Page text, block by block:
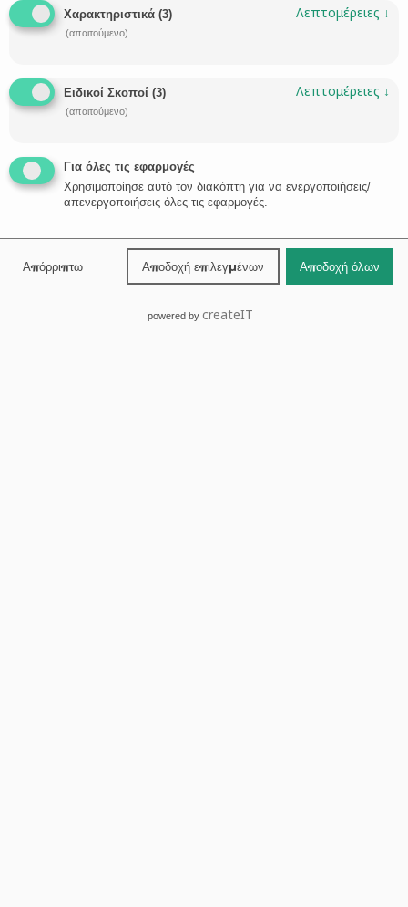
VIVI STATHAKI CATEGORY
ΚΤΗΜΑΤΟΛΌΓΙΟ
CATEGORY
ΑΚΊΝΗΤΟ,ΙΔΙΟΚΤΗΣΊΑ
Βόλος
24210-30131
ΖΗΤΗΣΤΕ ΣΥΜΒΟΥΛΗ →
Χαρακτηριστικά (3)
(απαιτούμενο)
Λεπτομέρειες ↓
Ειδικοί Σκοποί (3)
(απαιτούμενο)
Λεπτομέρειες ↓
Για όλες τις εφαρμογές
Χρησιμοποίησε αυτό τον διακόπτη για να ενεργοποιήσεις/
απενεργοποιήσεις όλες τις εφαρμογές.
Απόρριπτω Αποδοχή επιλεγμένων Αποδοχή όλων
powered by createIT